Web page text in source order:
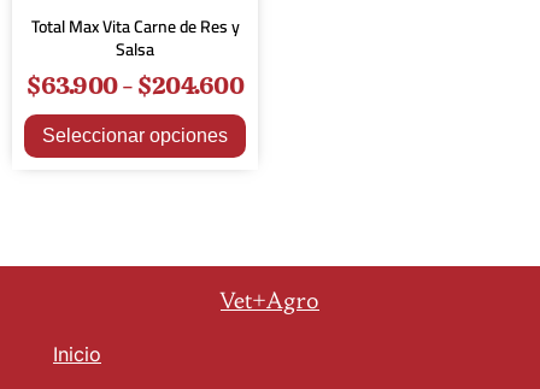
Total Max Vita Carne de Res y
Salsa
$63.900-$204.600
Seleccionar opciones
Vet+Agro
Inicio